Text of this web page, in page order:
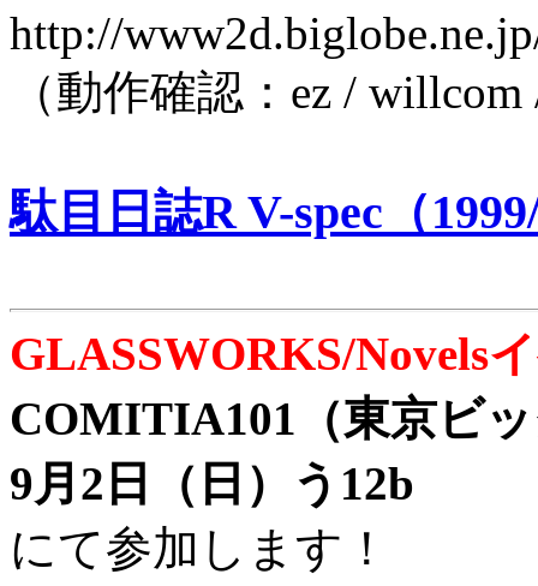
http://
（動作確認：ez /
駄目日誌R V-spec（
GLASSWORKS/Novels
COMITIA101（東京ビ
9月2日（日）う12b
にて参加します！